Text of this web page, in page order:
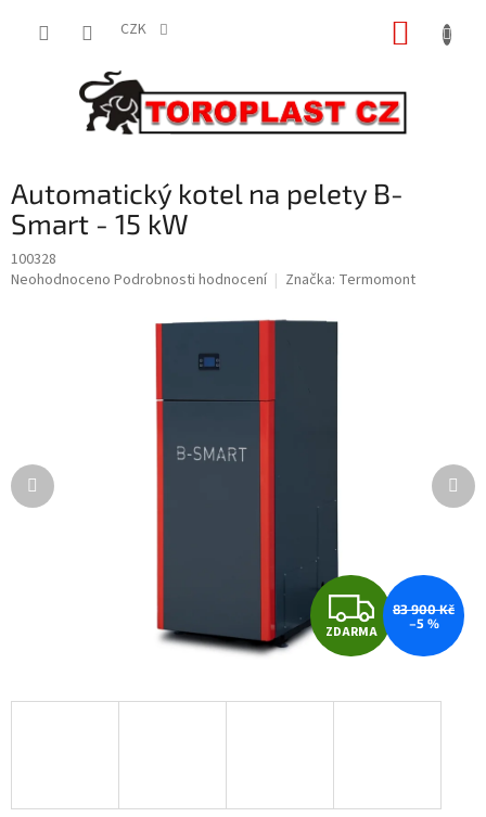
CZK
Automatický kotel na pelety B-
Smart - 15 kW
100328
Průměrné
Neohodnoceno Podrobnosti hodnocení Značka: Termomont
Z
D
A
ZDARMA
83 900 Kč
–5 %